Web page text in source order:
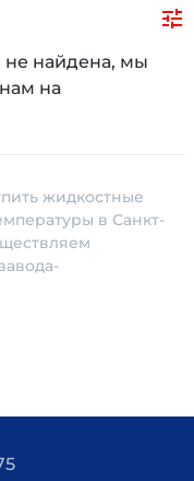
не найдена, мы
на
жидкостные
в Санкт-